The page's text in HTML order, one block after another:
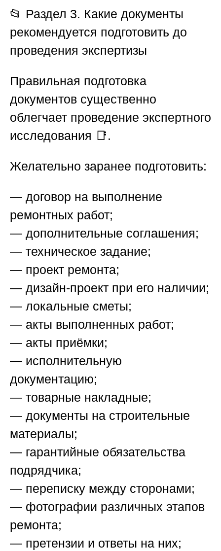
📂 Раздел 3. Какие документы
рекомендуется подготовить до
проведения экспертизы
Правильная подготовка
документов существенно
облегчает проведение экспертного
исследования 📑.
Желательно заранее подготовить:
— договор на выполнение
ремонтных работ;
— дополнительные соглашения;
— техническое задание;
— проект ремонта;
— дизайн-проект при его наличии;
— локальные сметы;
— акты выполненных работ;
— акты приёмки;
— исполнительную
документацию;
— товарные накладные;
— документы на строительные
материалы;
— гарантийные обязательства
подрядчика;
— переписку между сторонами;
— фотографии различных этапов
ремонта;
— претензии и ответы на них;